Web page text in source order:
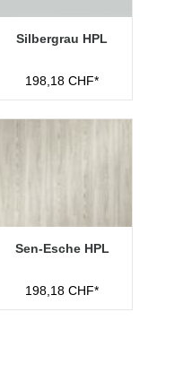
Silbergrau HPL
198,18 CHF*
Sen-Esche HPL
198,18 CHF*